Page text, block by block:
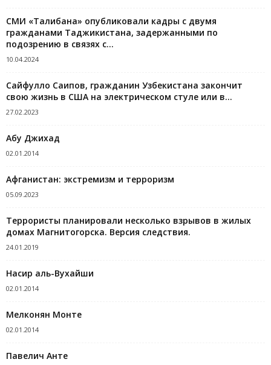
СМИ «Талибана» опубликовали кадры с двумя
гражданами Таджикистана, задержанными по
подозрению в связях с...
10.04.2024
Сайфулло Саипов, гражданин Узбекистана закончит
свою жизнь в США на электрическом стуле или в...
27.02.2023
Абу Джихад
02.01.2014
Афганистан: экстремизм и терроризм
05.09.2023
Террористы планировали несколько взрывов в жилых
домах Магнитогорска. Версия следствия.
24.01.2019
Насир аль-Вухайши
02.01.2014
Мелконян Монте
02.01.2014
Павелич Анте